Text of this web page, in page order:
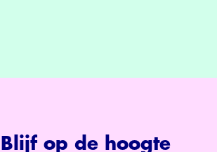
Blijf op de hoogte